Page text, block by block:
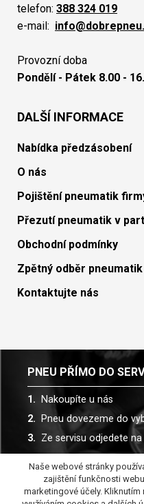
telefon: 388 324 019
e-mail:
Provozní doba
Pondělí - Pátek 8.00 -
DALŠÍ INFORMACE
Nabídka předzásobení
O nás
Pojištění pneumatik
Přezutí pneumatik v
Obchodní podmínky
Zpětný odběr pneumatik
Kontaktujte nás
PNEU PŘÍMO DO
Nakoupíte u nás
Pneu dovezeme do
Ze servisu odjedete
Spolupracujeme s více
Naše webové stránky
zajištění funkčnosti
marketingové účely.